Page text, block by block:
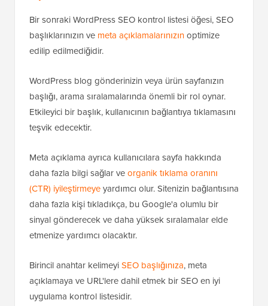
Bir sonraki WordPress SEO kontrol listesi öğesi, SEO
başlıklarınızın ve meta açıklamalarınızınoptimize
edilip edilmediğidir.
WordPress blog gönderinizin veya ürün sayfanızın
başlığı, arama sıralamalarında önemli bir rol oynar.
Etkileyici bir başlık, kullanıcının bağlantıya tıklamasını
teşvik edecektir.
Meta açıklama ayrıca kullanıcılara sayfa hakkında
daha fazla bilgi sağlar veorganik tıklama oranını
(CTR) iyileştirmeyeyardımcı olur. Sitenizin bağlantısına
daha fazla kişi tıkladıkça, bu Google'a olumlu bir
sinyal gönderecek ve daha yüksek sıralamalar elde
etmenize yardımcı olacaktır.
Birincil anahtar kelimeyiSEO başlığınıza, meta
açıklamaya ve URL'lere dahil etmek bir SEO en iyi
uygulama kontrol listesidir.